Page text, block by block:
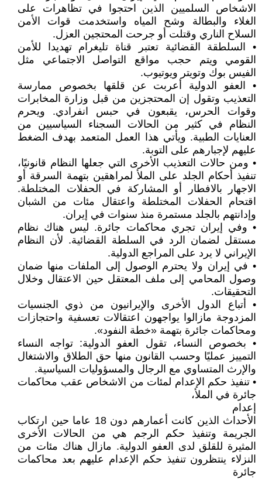
الاشخاص السلميين الذين احتجوا في تظاهرات على
الغلاء والبطالة وشح المياه واستخدمت قوات الأمن
السلاح الناري وقتلت أو جرحت المحتجين العزل.
• السلطقة القضائية تعتبر قناة تليغرام تهديدا للأمن
القومي ويتم حجب مواقع التواصل الاجتماعي مثل
الفيس بوك وتويتر ويوتيوب.
• العفو الدولية أعربت عن قلقها بخصوص ممارسة
التعذيب وتقول إن المحتجزين من قبل وزارة المخابرات
وقوات الحرس، يقبعون في حبس انفرادي. ويحرم
النظام في كثير من الحالات السجناء السياسيين من
العنايات الطبية. ويأتي هذا العمل المتعمد بهدف الضغط
عليهم لإجبارهم على التوبة.
• ومن حالات التعذيب الأخرى التي جعلها النظام قانونيًا،
تنفيذ أحكام الجلد على الملأ لمراهقين بتهمة السرقة أو
الاجهار بالافطار أو المشاركة في الحفلات المختلطة.
اقتحام الحفلات المختلطة واعتقال مئات من الشبان
وإدانتهم بالجلد مستمرة منذ سنوات في إيران.
• وفي إيران تجري محاكمات جائرة. ليس هناك نظام
مستقل لضمان الرد في السلطة القضائية. لأن النظام
الإيراني لا يرد على المراجع الدولية.
• في إيران ولا يحترم الوصول إلى الملفات منها ضمان
وصول المحامي إلى ملف المعتقل حين الاعتقال وخلال
التحقيقات.
• أتباع الدول الأخرى والإيرانيون من ذوي الجنسيات
المزدوجة مازالوا يواجهون اعتقالات تعسفية واحتجازات
ومحاكمات جائرة بتهمة «خطة النفود».
• بخصوص النساء، تقول العفو الدولية: تواجه النساء
التمييز عمليًا وحسب القانون منها حق الطلاق والاشتغال
والإرث المتساوي مع الرجال والمسؤوليات السياسية.
• تنفيذ حكم الإعدام لمئات من الاشخاص عقب محاكمات
جائرة في الملأ،
إعدام
الأحداث الذين كانت أعمارهم دون 18 عاما حين ارتكاب
الجريمة وتنفيذ حكم الرجم هي من الحالات الأخرى
المثيرة للقلق لدى العفو الدولية. مازال هناك مئات من
النزلاء ينتظرون تنفيذ حكم الإعدام عليهم بعد محاكمات
جائرة